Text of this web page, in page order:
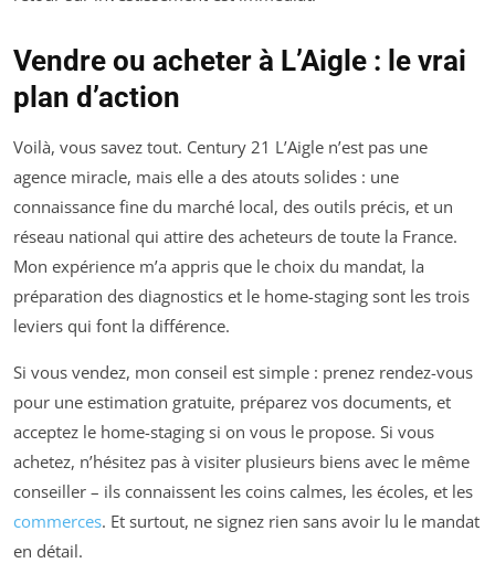
Vendre ou acheter à L’Aigle : le vrai
plan d’action
Voilà, vous savez tout. Century 21 L’Aigle n’est pas une
agence miracle, mais elle a des atouts solides : une
connaissance fine du marché local, des outils précis, et un
réseau national qui attire des acheteurs de toute la France.
Mon expérience m’a appris que le choix du mandat, la
préparation des diagnostics et le home-staging sont les trois
leviers qui font la différence.
Si vous vendez, mon conseil est simple : prenez rendez-vous
pour une estimation gratuite, préparez vos documents, et
acceptez le home-staging si on vous le propose. Si vous
achetez, n’hésitez pas à visiter plusieurs biens avec le même
conseiller – ils connaissent les coins calmes, les écoles, et les
commerces. Et surtout, ne signez rien sans avoir lu le mandat
en détail.